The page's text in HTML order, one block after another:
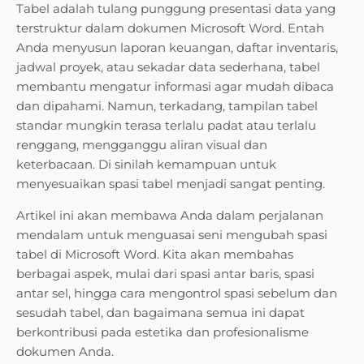
Tabel adalah tulang punggung presentasi data yang
terstruktur dalam dokumen Microsoft Word. Entah
Anda menyusun laporan keuangan, daftar inventaris,
jadwal proyek, atau sekadar data sederhana, tabel
membantu mengatur informasi agar mudah dibaca
dan dipahami. Namun, terkadang, tampilan tabel
standar mungkin terasa terlalu padat atau terlalu
renggang, mengganggu aliran visual dan
keterbacaan. Di sinilah kemampuan untuk
menyesuaikan spasi tabel menjadi sangat penting.
Artikel ini akan membawa Anda dalam perjalanan
mendalam untuk menguasai seni mengubah spasi
tabel di Microsoft Word. Kita akan membahas
berbagai aspek, mulai dari spasi antar baris, spasi
antar sel, hingga cara mengontrol spasi sebelum dan
sesudah tabel, dan bagaimana semua ini dapat
berkontribusi pada estetika dan profesionalisme
dokumen Anda.